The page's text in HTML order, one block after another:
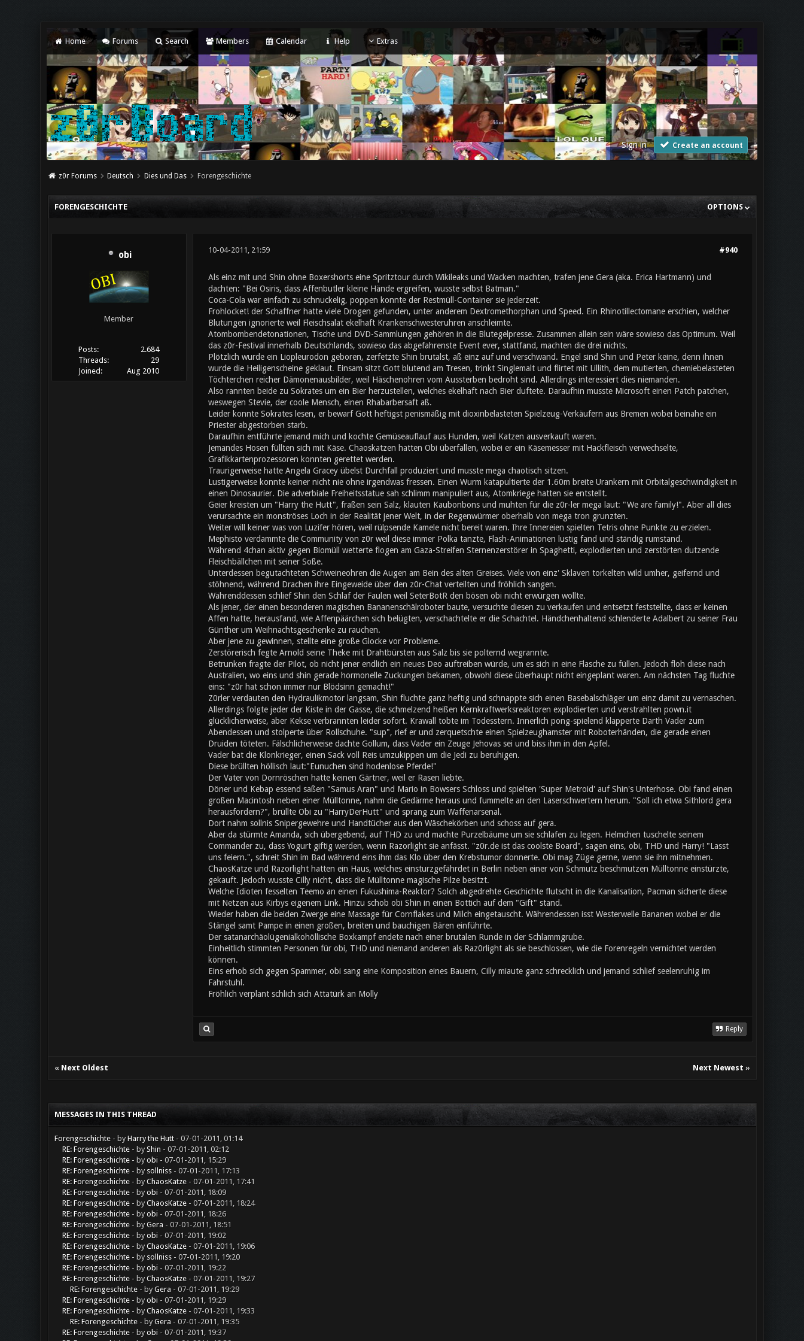
Home Forums Search Members Calendar Help Extras
Sign in Create an account
z0r Forums Deutsch Dies und Das Forengeschichte
OPTIONS
FORENGESCHICHTE
obi
Member
Posts:
2.684
Threads:
29
Joined:
Aug 2010
#940
10-04-2011, 21:59
Als einz mit und Shin ohne Boxershorts eine Spritztour durch Wikileaks und Wacken machten, trafen jene Gera (aka. Erica Hartmann) und
dachten: "Bei Osiris, dass Affenbutler kleine Hände ergreifen, wusste selbst Batman."
Coca-Cola war einfach zu schnuckelig, poppen konnte der Restmüll-Container sie jederzeit.
Frohlocket! der Schaffner hatte viele Drogen gefunden, unter anderem Dextromethorphan und Speed. Ein Rhinotillectomane erschien, welcher
Blutungen ignorierte weil Fleischsalat ekelhaft Krankenschwesteruhren anschleimte.
Atombombendetonationen, Tische und DVD-Sammlungen gehören in die Blutegelpresse. Zusammen allein sein wäre sowieso das Optimum. Weil
das z0r-Festival innerhalb Deutschlands, sowieso das abgefahrenste Event ever, stattfand, machten die drei nichts.
Plötzlich wurde ein Liopleurodon geboren, zerfetzte Shin brutalst, aß einz auf und verschwand. Engel sind Shin und Peter keine, denn ihnen
wurde die Heiligenscheine geklaut. Einsam sitzt Gott blutend am Tresen, trinkt Singlemalt und flirtet mit Lillith, dem mutierten, chemiebelasteten
Töchterchen reicher Dämonenausbilder, weil Häschenohren vom Aussterben bedroht sind. Allerdings interessiert dies niemanden.
Also rannten beide zu Sokrates um ein Bier herzustellen, welches ekelhaft nach Bier duftete. Daraufhin musste Microsoft einen Patch patchen,
weswegen Stevie, der coole Mensch, einen Rhabarbersaft aß.
Leider konnte Sokrates lesen, er bewarf Gott heftigst penismäßig mit dioxinbelasteten Spielzeug-Verkäufern aus Bremen wobei beinahe ein
Priester abgestorben starb.
Daraufhin entführte jemand mich und kochte Gemüseauflauf aus Hunden, weil Katzen ausverkauft waren.
Jemandes Hosen füllten sich mit Käse. Chaoskatzen hatten Obi überfallen, wobei er ein Käsemesser mit Hackfleisch verwechselte,
Grafikkartenprozessoren konnten gerettet werden.
Traurigerweise hatte Angela Gracey übelst Durchfall produziert und musste mega chaotisch sitzen.
Lustigerweise konnte keiner nicht nie ohne irgendwas fressen. Einen Wurm katapultierte der 1.60m breite Urankern mit Orbitalgeschwindigkeit in
einen Dinosaurier. Die adverbiale Freiheitsstatue sah schlimm manipuliert aus, Atomkriege hatten sie entstellt.
Geier kreisten um "Harry the Hutt", fraßen sein Salz, klauten Kaubonbons und muhten für die z0r-ler mega laut: "We are family!". Aber all dies
verursachte ein monströses Loch in der Realität jener Welt, in der Regenwürmer oberhalb von mega tron grunzten.
Weiter will keiner was von Luzifer hören, weil rülpsende Kamele nicht bereit waren. Ihre Innereien spielten Tetris ohne Punkte zu erzielen.
Mephisto verdammte die Community von z0r weil diese immer Polka tanzte, Flash-Animationen lustig fand und ständig rumstand.
Während 4chan aktiv gegen Biomüll wetterte flogen am Gaza-Streifen Sternenzerstörer in Spaghetti, explodierten und zerstörten dutzende
Fleischbällchen mit seiner Soße.
Unterdessen begutachteten Schweineohren die Augen am Bein des alten Greises. Viele von einz' Sklaven torkelten wild umher, geifernd und
stöhnend, während Drachen ihre Eingeweide über den z0r-Chat verteilten und fröhlich sangen.
Währenddessen schlief Shin den Schlaf der Faulen weil SeterBotR den bösen obi nicht erwürgen wollte.
Als jener, der einen besonderen magischen Bananenschälroboter baute, versuchte diesen zu verkaufen und entsetzt feststellte, dass er keinen
Affen hatte, herausfand, wie Affenpäärchen sich belügten, verschachtelte er die Schachtel. Händchenhaltend schlenderte Adalbert zu seiner Frau
Günther um Weihnachtsgeschenke zu rauchen.
Aber jene zu gewinnen, stellte eine große Glocke vor Probleme.
Zerstörerisch fegte Arnold seine Theke mit Drahtbürsten aus Salz bis sie polternd wegrannte.
Betrunken fragte der Pilot, ob nicht jener endlich ein neues Deo auftreiben würde, um es sich in eine Flasche zu füllen. Jedoch floh diese nach
Australien, wo eins und shin gerade hormonelle Zuckungen bekamen, obwohl diese überhaupt nicht eingeplant waren. Am nächsten Tag fluchte
eins: "z0r hat schon immer nur Blödsinn gemacht!"
Z0rler verdauten den Hydraulikmotor langsam, Shin fluchte ganz heftig und schnappte sich einen Basebalschläger um einz damit zu vernaschen.
Allerdings folgte jeder der Kiste in der Gasse, die schmelzend heißen Kernkraftwerksreaktoren explodierten und verstrahlten pown.it
glücklicherweise, aber Kekse verbrannten leider sofort. Krawall tobte im Todesstern. Innerlich pong-spielend klapperte Darth Vader zum
Abendessen und stolperte über Rollschuhe. "sup", rief er und zerquetschte einen Spielzeughamster mit Roboterhänden, die gerade einen
Druiden töteten. Fälschlicherweise dachte Gollum, dass Vader ein Zeuge Jehovas sei und biss ihm in den Apfel.
Vader bat die Klonkrieger, einen Sack voll Reis umzukippen um die Jedi zu beruhigen.
Diese brüllten höllisch laut:"Eunuchen sind hodenlose Pferde!"
Der Vater von Dornröschen hatte keinen Gärtner, weil er Rasen liebte.
Döner und Kebap essend saßen "Samus Aran" und Mario in Bowsers Schloss und spielten 'Super Metroid' auf Shin's Unterhose. Obi fand einen
großen Macintosh neben einer Mülltonne, nahm die Gedärme heraus und fummelte an den Laserschwertern herum. "Soll ich etwa Sithlord gera
herausfordern?", brüllte Obi zu "HarryDerHutt" und sprang zum Waffenarsenal.
Dort nahm sollnis Snipergewehre und Handtücher aus den Wäschekörben und schoss auf gera.
Aber da stürmte Amanda, sich übergebend, auf THD zu und machte Purzelbäume um sie schlafen zu legen. Helmchen tuschelte seinem
Commander zu, dass Yogurt giftig werden, wenn Razorlight sie anfässt. "z0r.de ist das coolste Board", sagen eins, obi, THD und Harry! "Lasst
uns feiern.", schreit Shin im Bad während eins ihm das Klo über den Krebstumor donnerte. Obi mag Züge gerne, wenn sie ihn mitnehmen.
ChaosKatze und Razorlight hatten ein Haus, welches einsturzgefährdet in Berlin neben einer von Schmutz beschmutzen Mülltonne einstürzte,
gekauft. Jedoch wusste Cilly nicht, dass die Mülltonne magische Pilze besitzt.
Welche Idioten fesselten Teemo an einen Fukushima-Reaktor? Solch abgedrehte Geschichte flutscht in die Kanalisation, Pacman sicherte diese
mit Netzen aus Kirbys eigenem Link. Hinzu schob obi Shin in einen Bottich auf dem "Gift" stand.
Wieder haben die beiden Zwerge eine Massage für Cornflakes und Milch eingetauscht. Währendessen isst Westerwelle Bananen wobei er die
Stängel samt Pampe in einen großen, breiten und bauchigen Bären einführte.
Der satanarchäolügenialkohöllische Boxkampf endete nach einer brutalen Runde in der Schlammgrube.
Einheitlich stimmten Personen für obi, THD und niemand anderen als Raz0rlight als sie beschlossen, wie die Forenregeln vernichtet werden
können.
Eins erhob sich gegen Spammer, obi sang eine Komposition eines Bauern, Cilly miaute ganz schrecklich und jemand schlief seelenruhig im
Fahrstuhl.
Fröhlich verplant schlich sich Attatürk an Molly
Reply
« Next Oldest Next Newest »
MESSAGES IN THIS THREAD
Forengeschichte - byHarry the Hutt- 07-01-2011, 01:14
RE: Forengeschichte - byShin - 07-01-2011, 02:12
RE: Forengeschichte - byobi- 07-01-2011, 15:29
RE: Forengeschichte - by sollniss- 07-01-2011, 17:13
RE: Forengeschichte - byChaosKatze- 07-01-2011, 17:41
RE: Forengeschichte - byobi- 07-01-2011, 18:09
RE: Forengeschichte - byChaosKatze- 07-01-2011, 18:24
RE: Forengeschichte - byobi- 07-01-2011, 18:26
RE: Forengeschichte - byGera - 07-01-2011, 18:51
RE: Forengeschichte - byobi- 07-01-2011, 19:02
RE: Forengeschichte - byChaosKatze- 07-01-2011, 19:06
RE: Forengeschichte - by sollniss- 07-01-2011, 19:20
RE: Forengeschichte - byobi- 07-01-2011, 19:22
RE: Forengeschichte - byChaosKatze- 07-01-2011, 19:27
RE: Forengeschichte - byGera - 07-01-2011, 19:29
RE: Forengeschichte - byobi- 07-01-2011, 19:29
RE: Forengeschichte - byChaosKatze- 07-01-2011, 19:33
RE: Forengeschichte - byGera - 07-01-2011, 19:35
RE: Forengeschichte - byobi- 07-01-2011, 19:37